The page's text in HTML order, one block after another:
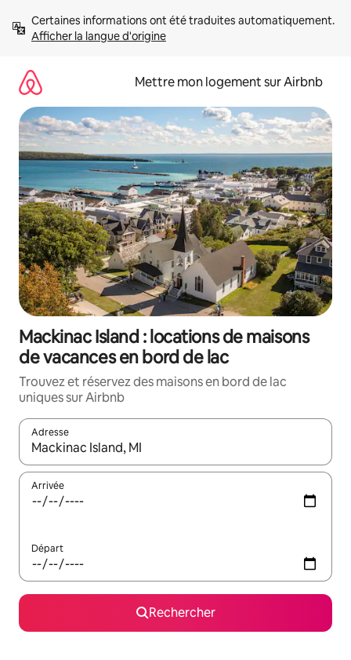
directement
Afficher la langue d'origine
Mettre mon logement sur Airbnb
Mackinac Island : locations de maisons
de vacances en bord de lac
Trouvez et réservez des maisons en bord de lac
uniques sur Airbnb
Adresse
Lorsque les résultats s'affichent, utilisez les flèches vers le
Arrivée
Départ
Rechercher